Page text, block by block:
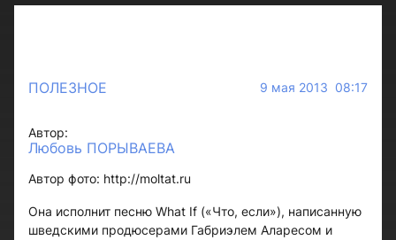
ПОЛЕЗНОЕ 9 мая 2013 08:17
Автор:
Любовь ПОРЫВАЕВА
Автор фото: http://moltat.ru
Она исполнит песню What If («Что, если»), написанную
шведскими продюсерами Габриэлем Аларесом и